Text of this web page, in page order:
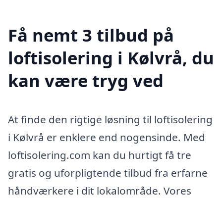
Få nemt 3 tilbud på
loftisolering i Kølvrå, du
kan være tryg ved
At finde den rigtige løsning til loftisolering
i Kølvrå er enklere end nogensinde. Med
loftisolering.com kan du hurtigt få tre
gratis og uforpligtende tilbud fra erfarne
håndværkere i dit lokalområde. Vores